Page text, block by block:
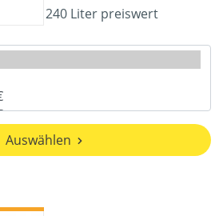
240 Liter preiswert
Auswählen